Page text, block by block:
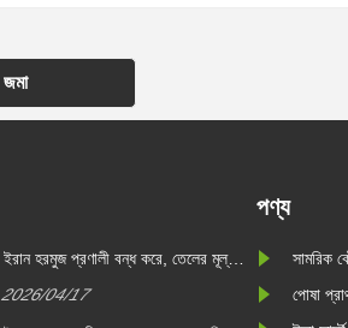
জমা
ইরান হরমুজ প্রণালী বন্ধ করে, তেলের মূল্য
করে
2026/04/17
পণ্য
সামরিক
পোষা